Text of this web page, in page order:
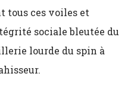
tous ces voiles et
sociale bleutée du
lourde du spin à